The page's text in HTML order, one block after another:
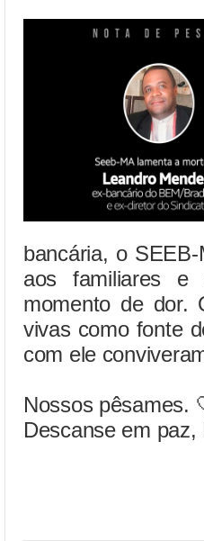
bancária, o
aos familiares e
momento de dor.
vivas como fonte
com ele
Nossos pêsames.
Descanse em paz,